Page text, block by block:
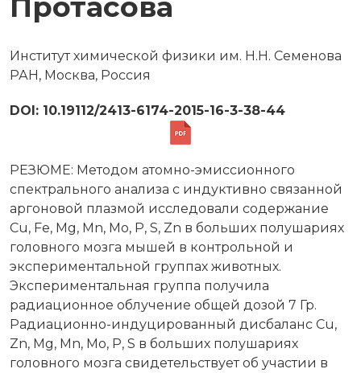
Институт химической физики им. Н.Н. Семенова
РАН, Москва, Россия
DOI: 10.19112/2413-6174-2015-16-3-38-44
РЕЗЮМЕ: Методом атомно-эмиссионного
спектрального анализа с индуктивно связанной
аргоновой плазмой исследовали содержание
Cu, Fe, Mg, Mn, Мо, P, S, Zn в больших полушариях
головного мозга мышей в контрольной и
экспериментальной группах животных.
Экспериментальная группа получила
радиационное облучение общей дозой 7 Гр.
Радиационно-индуцированный дисбаланс Cu,
Zn, Mg, Mn, Мо, P, S в больших полушариях
головного мозга свидетельствует об участии в